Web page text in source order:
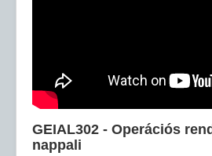
GEIAL302 - Operációs
nappali